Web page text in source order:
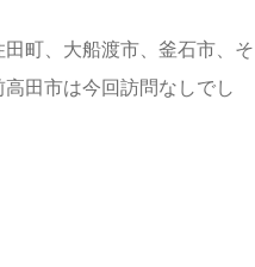
町、大船渡市、釜石市、そ
田市は今回訪問なしでし